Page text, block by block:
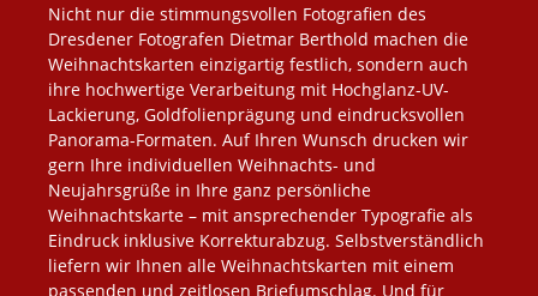
Nicht nur die stimmungsvollen Fotografien des
Dresdener Fotografen Dietmar Berthold machen die
Weihnachtskarten einzigartig festlich, sondern auch
ihre hochwertige Verarbeitung mit Hochglanz-UV-
Lackierung, Goldfolienprägung und eindrucksvollen
Panorama-Formaten. Auf Ihren Wunsch drucken wir
gern Ihre individuellen Weihnachts- und
Neujahrsgrüße in Ihre ganz persönliche
Weihnachtskarte – mit ansprechender Typografie als
Eindruck inklusive Korrekturabzug. Selbstverständlich
liefern wir Ihnen alle Weihnachtskarten mit einem
passenden und zeitlosen Briefumschlag. Und für